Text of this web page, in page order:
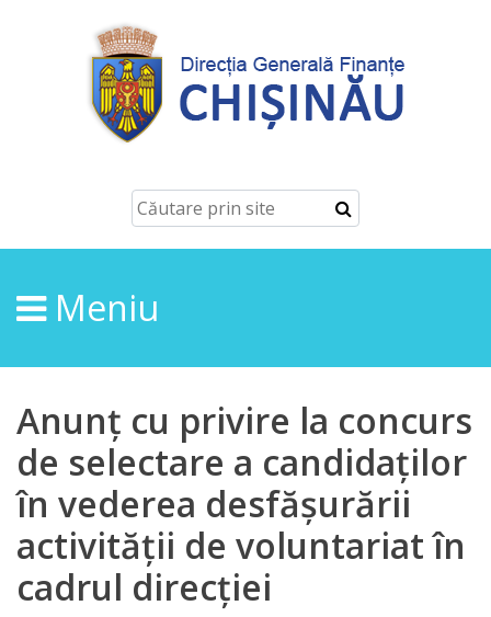
Despre
Conducerea
Structura
Direcţia
ordin
economic
Direcția
finanțe
de
Meniu
Anunț cu privire la concurs
de selectare a candidaților
în vederea desfășurării
activității de voluntariat în
cadrul direcției